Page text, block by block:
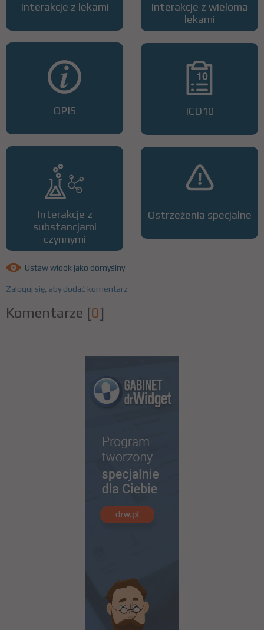
Interakcje z lekami
OPIS
Interakcje z
substancjami
czynnymi
Interakcje z wieloma
lekami
ICD10
Ostrzeżenia specjalne
Ustaw widok jako domyślny
Zaloguj się, aby dodać komentarz
Komentarze [0]